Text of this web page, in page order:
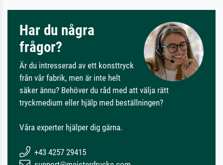
Har du några
frågor?
Är du intresserad av ett konsttryck
från vår fabrik, men är inte helt
säker ännu? Behöver du råd med att välja rätt
tryckmedium eller hjälp med beställningen?
Våra experter hjälper dig gärna.
+43 4257 29415